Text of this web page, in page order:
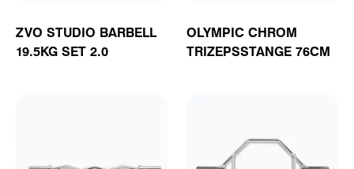
ZVO STUDIO BARBELL
19.5KG SET 2.0
OLYMPIC CHROM
TRIZEPSSTANGE 76CM